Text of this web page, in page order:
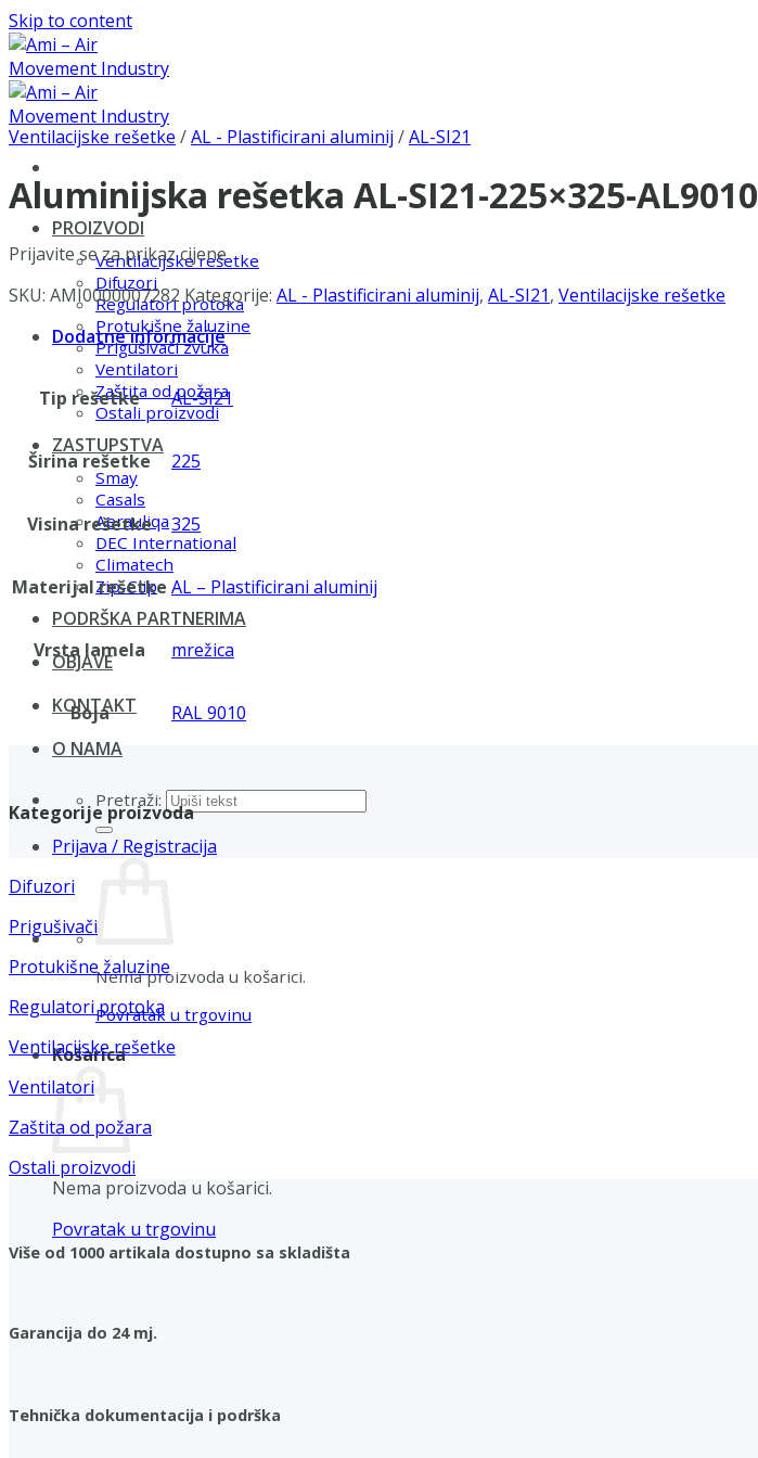
Skip to content
PROIZVODI
Ventilacijske rešetke
Difuzori
Regulatori protoka
Protukišne žaluzine
Prigušivači zvuka
Ventilatori
Zaštita od požara
Ostali proizvodi
ZASTUPSTVA
Smay
Casals
Aerauliqa
DEC International
Climatech
Zip-Clip
PODRŠKA PARTNERIMA
OBJAVE
KONTAKT
O NAMA
Pretraži:
Prijava / Registracija
Nema proizvoda u košarici.
Povratak u trgovinu
Košarica
Nema proizvoda u košarici.
Povratak u trgovinu
Ventilacijske rešetke /AL - Plastificirani aluminij /AL-SI21
Aluminijska rešetka AL-SI21-225×325-AL9010
Prijavite se za prikaz cijene
SKU: AMI0000007282 Kategorije: AL - Plastificirani aluminij, AL-SI21, Ventilacijske rešetke
Dodatne informacije
Tip rešetke AL-SI21
Širina rešetke 225
Visina rešetke 325
Materijal rešetke AL – Plastificirani aluminij
Vrsta lamela mrežica
Boja RAL 9010
Kategorije proizvoda
Difuzori
Prigušivači
Protukišne žaluzine
Regulatori protoka
Ventilacijske rešetke
Ventilatori
Zaštita od požara
Ostali proizvodi
Više od 1000 artikala dostupno sa skladišta
Garancija do 24 mj.
Tehnička dokumentacija i podrška